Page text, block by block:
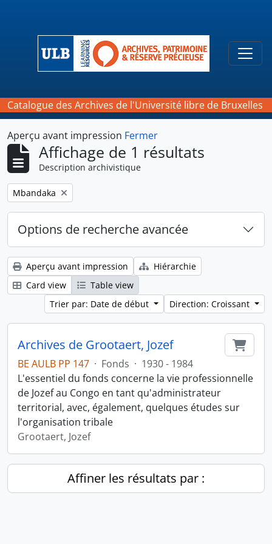
Catalogue des Archives de l'Université libre de Bruxelles
Aperçu avant impression Fermer
Affichage de 1 résultats
Description archivistique
Remove filter:
Mbandaka
Options de recherche avancée
Aperçu avant impression
Hiérarchie
Card view
Table view
Trier par: Date de début
Direction: Croissant
Archives de Grootaert, Jozef
BE AULB PP 147 · Fonds · 1930 - 1984
L'essentiel du fonds concerne la vie professionnelle
de Jozef au Congo en tant qu'administrateur
territorial, avec, également, quelques études sur
l'organisation tribale
Grootaert, Jozef
Affiner les résultats par :